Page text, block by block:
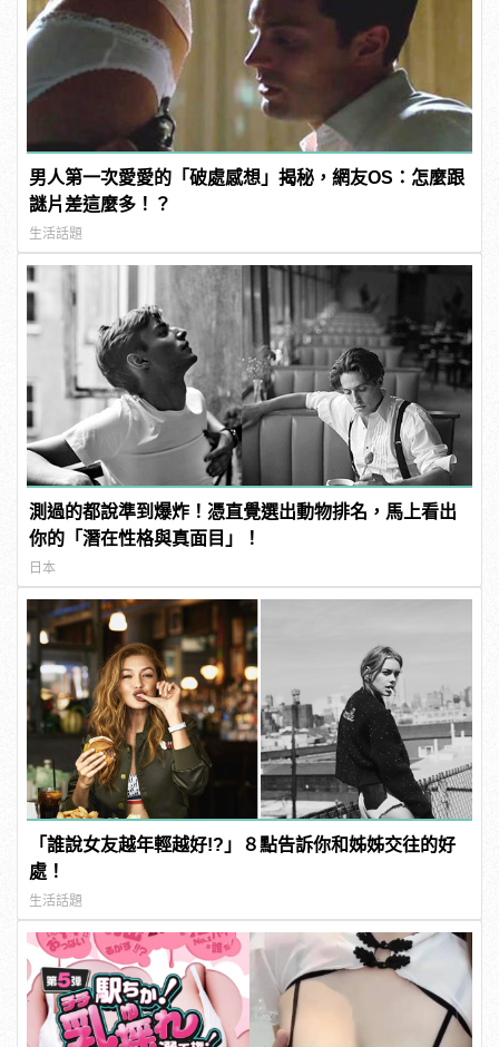
男人第一次愛愛的「破處感想」揭秘，網友OS：怎麼跟
謎片差這麼多！？
生活話題
測過的都說準到爆炸！憑直覺選出動物排名，馬上看出
你的「潛在性格與真面目」！
日本
「誰說女友越年輕越好!?」８點告訴你和姊姊交往的好
處！
生活話題